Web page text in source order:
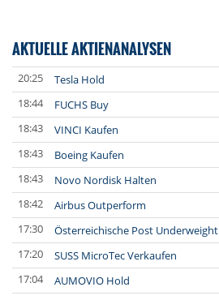
AKTUELLE AKTIENANALYSEN
20:25 Tesla Hold
18:44
FUCHS Buy
18:43
VINCI Kaufen
18:43
Boeing Kaufen
18:43
Novo Nordisk Halten
18:42
Airbus Outperform
17:30
Österreichische Post Underweight
17:20
SUSS MicroTec Verkaufen
17:04
AUMOVIO Hold